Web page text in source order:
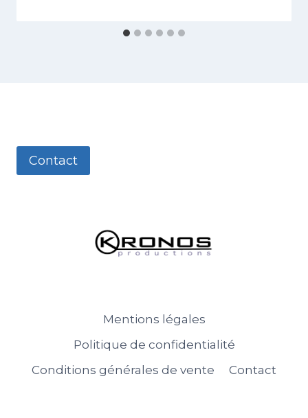
Contact
Mentions légales
Politique de confidentialité
Conditions générales de vente
Contact